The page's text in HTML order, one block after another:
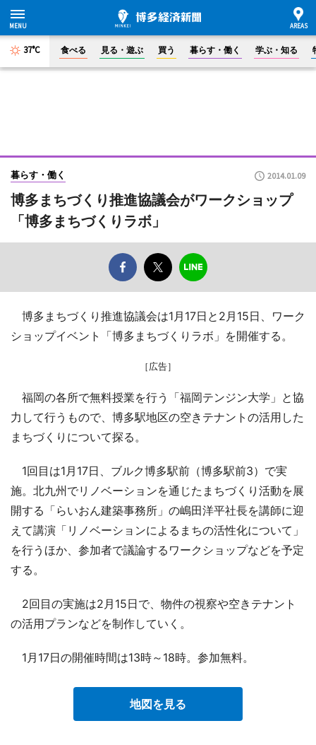
37°C 食べる 見る・遊ぶ 買う 暮らす・働く 学ぶ・知る
暮らす・働く 2014.01.09
博多まちづくり推進協議会がワークショップ
「博多まちづくりラボ」
博多まちづくり推進協議会は1月17日と2月15日、ワーク
ショップイベント「博多まちづくりラボ」を開催する。
［広告］
福岡の各所で無料授業を行う「福岡テンジン大学」と協
力して行うもので、博多駅地区の空きテナントの活用した
まちづくりについて探る。
1回目は1月17日、ブルク博多駅前（博多駅前3）で実
施。北九州でリノベーションを通じたまちづくり活動を展
開する「らいおん建築事務所」の嶋田洋平社長を講師に迎
えて講演「リノベーションによるまちの活性化について」
を行うほか、参加者で議論するワークショップなどを予定
する。
2回目の実施は2月15日で、物件の視察や空きテナント
の活用プランなどを制作していく。
1月17日の開催時間は13時～18時。参加無料。
地図を見る